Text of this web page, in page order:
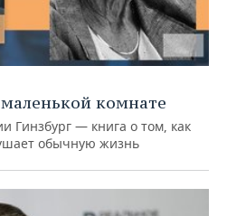
комнате
Гинзбург — книга о том, как
обычную жизнь